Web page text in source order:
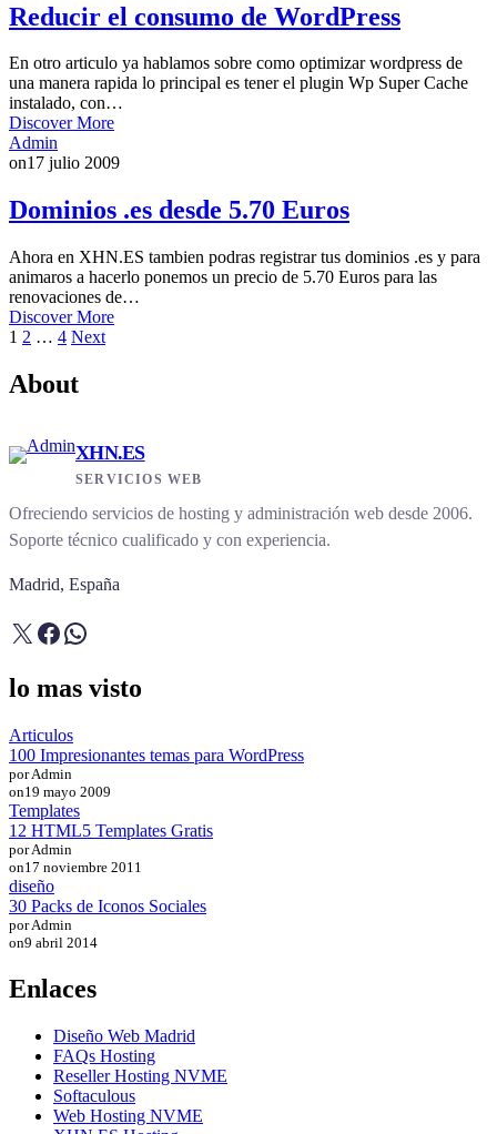
Reducir el consumo de WordPress
En otro articulo ya hablamos sobre como optimizar wordpress de
una manera rapida lo principal es tener el plugin Wp Super Cache
instalado, con…
Discover More
Admin
on17 julio 2009
Dominios .es desde 5.70 Euros
Ahora en XHN.ES tambien podras registrar tus dominios .es y para
animaros a hacerlo ponemos un precio de 5.70 Euros para las
renovaciones de…
Discover More
Paginación
de
entradas
1 2 … 4 Next
About
XHN.ES
SERVICIOS WEB
Ofreciendo servicios de hosting y administración web desde 2006.
Soporte técnico cualificado y con experiencia.
Madrid, España
X Facebook
WhatsApp
lo mas visto
Articulos
100 Impresionantes temas para WordPress
por Admin
on19 mayo 2009
Templates
12 HTML5 Templates Gratis
por Admin
on17 noviembre 2011
diseño
30 Packs de Iconos Sociales
por Admin
on9 abril 2014
Enlaces
Diseño Web Madrid
FAQs Hosting
Reseller Hosting NVME
Softaculous
Web Hosting NVME